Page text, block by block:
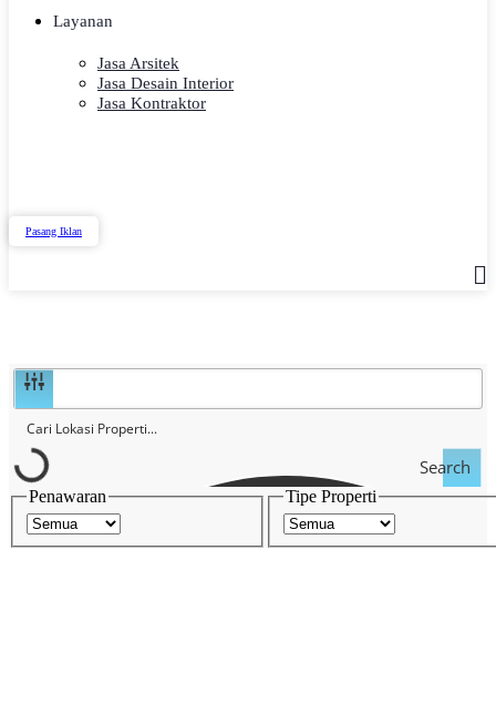
Layanan
Jasa Arsitek
Jasa Desain Interior
Jasa Kontraktor
Pasang Iklan
Search
Penawaran Tipe Properti